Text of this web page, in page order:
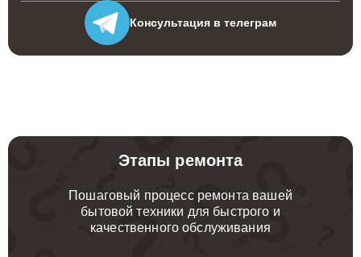
Консультация в телеграм
Этапы ремонта
Пошаговый процесс ремонта вашей
бытовой техники для быстрого и
качественного обслуживания